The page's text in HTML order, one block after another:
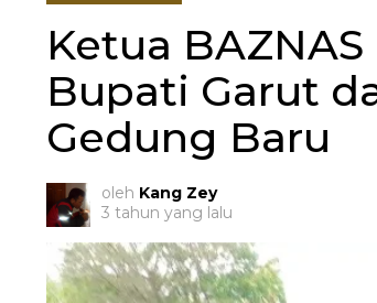
Ketua
Bupati Garut
Gedung Baru
oleh Kang Zey
3 tahun yang lalu